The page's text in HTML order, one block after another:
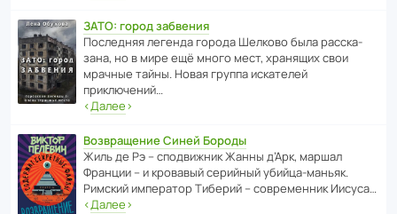
ЗАТО: город забвения
После­дняя легенда города Шелково была расска­
зана, но в мире ещё много мест, хранящих свои
мрачные тайны. Новая группа иска­телей
приключений…
‹Далее›
Возвращение Синей Бороды
Жиль де Рэ – спод­ви­жник Жанны д’Арк, маршал
Франции – и кровавый серийный убийца-маньяк.
Римский импе­ратор Тиберий – совре­менник Иисуса…
‹Далее›